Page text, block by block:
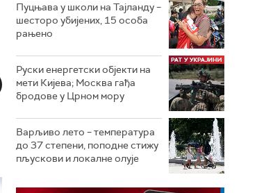
Пуцњава у школи на Тајланду –
шесторо убијених, 15 особа
рањено
Руски енергетски објекти на
мети Кијева; Москва гађа
бродове у Црном мору
Варљиво лето – температура
до 37 степени, поподне стижу
пљускови и локалне олује